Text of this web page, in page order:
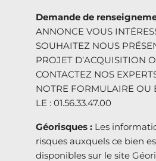
Demande de
ANNONCE VOUS
SOUHAITEZ NOUS
PROJET D’ACQUISITION
CONTACTEZ NOS
NOTRE FORMULAIRE OU
LE : 01.56.33.47.00
Géorisques : Les
risques auxquels ce bien
disponibles sur le site